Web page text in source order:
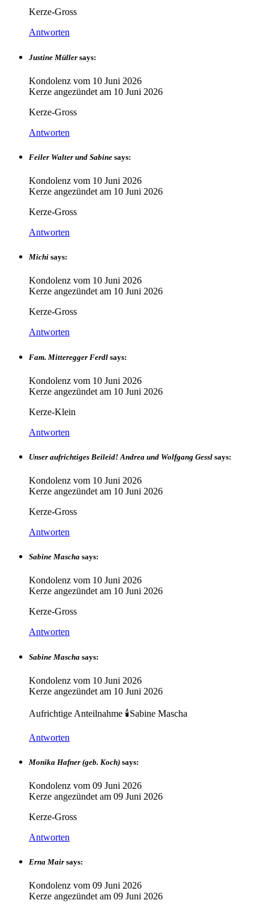
Kerze-Gross
Antworten
Justine Müller says:
Kondolenz vom 10 Juni 2026
Kerze angezündet am 10 Juni 2026
Kerze-Gross
Antworten
Feiler Walter und Sabine says:
Kondolenz vom 10 Juni 2026
Kerze angezündet am 10 Juni 2026
Kerze-Gross
Antworten
Michi says:
Kondolenz vom 10 Juni 2026
Kerze angezündet am 10 Juni 2026
Kerze-Gross
Antworten
Fam. Mitteregger Ferdl says:
Kondolenz vom 10 Juni 2026
Kerze angezündet am 10 Juni 2026
Kerze-Klein
Antworten
Unser aufrichtiges Beileid! Andrea und Wolfgang Gessl says:
Kondolenz vom 10 Juni 2026
Kerze angezündet am 10 Juni 2026
Kerze-Gross
Antworten
Sabine Mascha says:
Kondolenz vom 10 Juni 2026
Kerze angezündet am 10 Juni 2026
Kerze-Gross
Antworten
Sabine Mascha says:
Kondolenz vom 10 Juni 2026
Kerze angezündet am 10 Juni 2026
Aufrichtige Anteilnahme 🕯️Sabine Mascha
Antworten
Monika Hafner (geb. Koch) says:
Kondolenz vom 09 Juni 2026
Kerze angezündet am 09 Juni 2026
Kerze-Gross
Antworten
Erna Mair says:
Kondolenz vom 09 Juni 2026
Kerze angezündet am 09 Juni 2026